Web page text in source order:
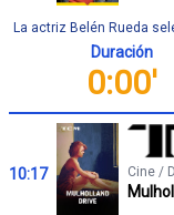
La actriz Belén Rueda
Duración
0:00'
10:17 Cine /